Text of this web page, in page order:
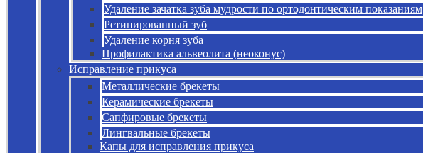
Удаление зачатка зуба мудрости по ортодонтическим показаниям
Ретинированный зуб
Удаление корня зуба
Профилактика альвеолита (неоконус)
Исправление прикуса
Металлические брекеты
Керамические брекеты
Сапфировые брекеты
Лингвальные брекеты
Капы для исправления прикуса